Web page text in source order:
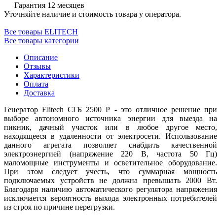
Гарантия 12 месяцев
Уточняйте наличие и стоимость товара у оператора.
Все товары ELITECH
Все товары категории
Описание
Отзывы
Характеристики
Оплата
Доставка
Генератор Elitech СГБ 2500 Р - это отличное решение при
выборе автономного источника энергии для выезда на
пикник, дачный участок или в любое другое место,
находящееся в удаленности от электросети. Использование
данного агрегата позволяет снабдить качественной
электроэнергией (напряжение 220 В, частота 50 Гц)
маломощные инструменты и осветительное оборудование.
При этом следует учесть, что суммарная мощность
подключаемых устройств не должна превышать 2000 Вт.
Благодаря наличию автоматического регулятора напряжения
исключается вероятность выхода электронных потребителей
из строя по причине перегрузки.